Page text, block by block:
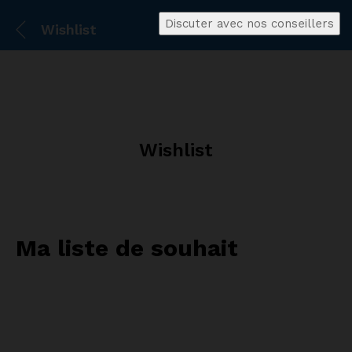
Wishlist
Wishlist
Ma liste de souhait
Discuter avec nos conseillers